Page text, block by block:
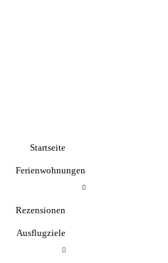
Startseite
Ferienwohnungen
Rezensionen
Ausflugziele
Konzertfieber:
dynamisch in
(26.05.2026)